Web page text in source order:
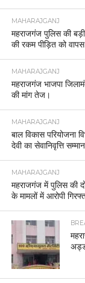
MAHARAJGANJ
महराजगंज पुलिस की
की रकम पीड़ित को वापस
MAHARAJGANJ
महराजगंज भाजपा
की मांग तेज।
MAHARAJGANJ
बाल विकास परियोजना
देवी का सेवानिवृत्ति
MAHARAJGANJ
महराजगंज में पुलिस की दो
के मामलों में आरोपी